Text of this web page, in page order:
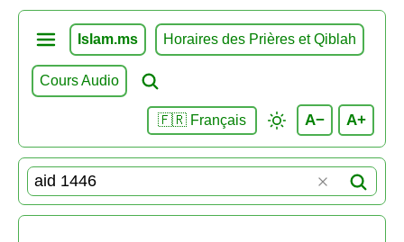
Islam.ms Horaires des Prières et Qiblah
Cours Audio
🇫🇷 Français A− A+